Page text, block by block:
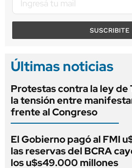
SUSCRIBITE
Últimas noticias
Protestas contra la ley de
la tensión entre
frente al Congreso
El Gobierno pagó al FMI
las reservas del BCRA
los u$s49.000 millones